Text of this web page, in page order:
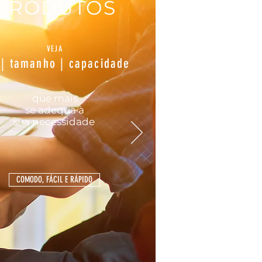
VEJA
tamanho | capacidade
que mais
seadequaà
suanecessidade
COMODO, FÁCIL E RÁPIDO